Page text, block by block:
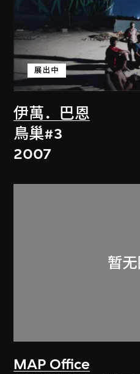
伊萬．巴恩
展出中
鳥巢#3
2007
MAP Office